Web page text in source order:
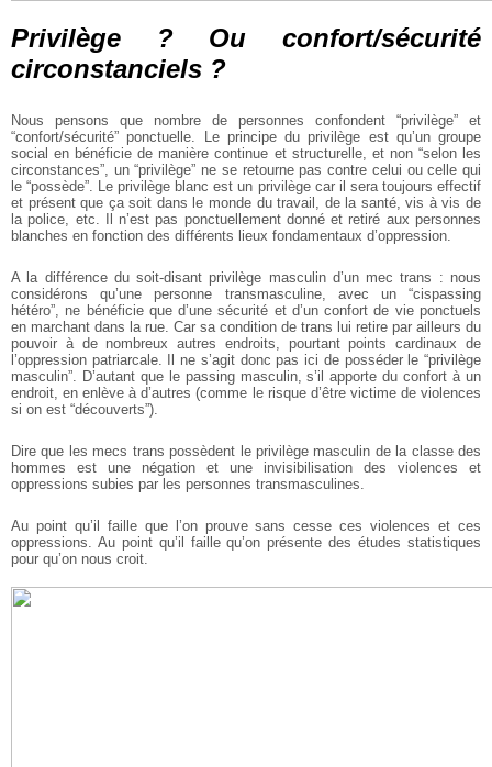
Privilège ? Ou confort/sécurité
circonstanciels ?
Nous pensons que nombre de personnes confondent “privilège” et
“confort/sécurité” ponctuelle. Le principe du privilège est qu’un groupe
social en bénéficie de manière continue et structurelle, et non “selon les
circonstances”, un “privilège” ne se retourne pas contre celui ou celle qui
le “possède”. Le privilège blanc est un privilège car il sera toujours effectif
et présent que ça soit dans le monde du travail, de la santé, vis à vis de
la police, etc. Il n’est pas ponctuellement donné et retiré aux personnes
blanches en fonction des différents lieux fondamentaux d’oppression.
A la différence du soit-disant privilège masculin d’un mec trans : nous
considérons qu’une personne transmasculine, avec un “cispassing
hétéro”, ne bénéficie que d’une sécurité et d’un confort de vie ponctuels
en marchant dans la rue. Car sa condition de trans lui retire par ailleurs du
pouvoir à de nombreux autres endroits, pourtant points cardinaux de
l’oppression patriarcale. Il ne s’agit donc pas ici de posséder le “privilège
masculin”. D’autant que le passing masculin, s’il apporte du confort à un
endroit, en enlève à d’autres (comme le risque d’être victime de violences
si on est “découverts”).
Dire que les mecs trans possèdent le privilège masculin de la classe des
hommes est une négation et une invisibilisation des violences et
oppressions subies par les personnes transmasculines.
Au point qu’il faille que l’on prouve sans cesse ces violences et ces
oppressions.
Au point qu’il faille qu’on présente des études statistiques
pour qu’on nous croit.